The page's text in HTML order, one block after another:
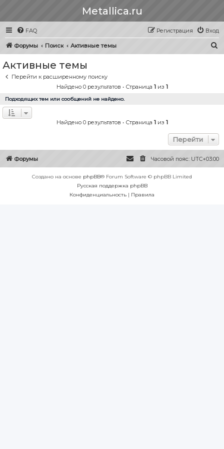
Metallica.ru
FAQ Вход
Регистрация
Форумы Поиск Активные темы
Активные темы
Перейти к расширенному поиску
Найдено 0 результатов • Страница 1из 1
Подходящих тем или сообщений не найдено.
Найдено 0 результатов • Страница 1из 1
Перейти
Форумы Часовой пояс: UTC+03:00
Создано на основе phpBB® Forum Software © phpBB Limited
Русская поддержка phpBB
Конфиденциальность | Правила